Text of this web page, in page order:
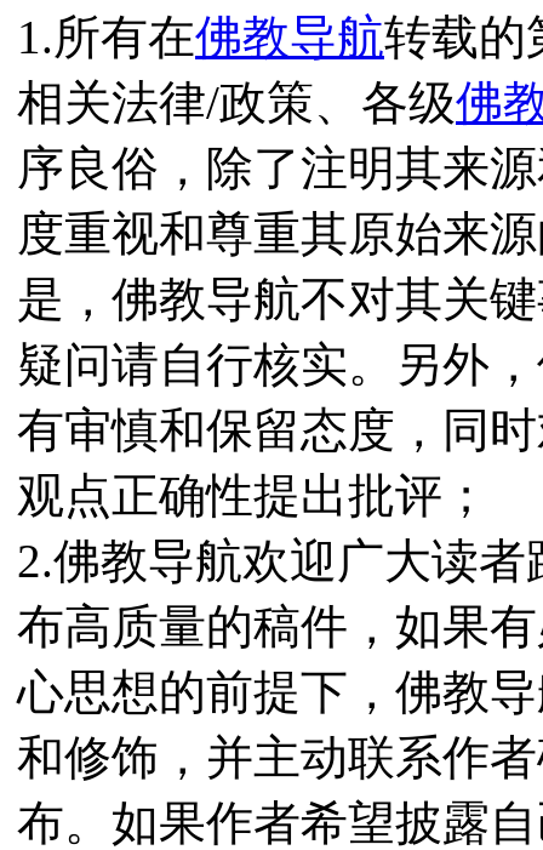
1.所有在佛教导航转载的
相关法律/政策、各级佛
序良俗，除了注明其来
度重视和尊重其原始来
是，佛教导航不对其关
疑问请自行核实。另外
有审慎和保留态度，同
观点正确性提出批评；
2.佛教导航欢迎广大读
布高质量的稿件，如果
心思想的前提下，佛教
和修饰，并主动联系作
布。如果作者希望披露